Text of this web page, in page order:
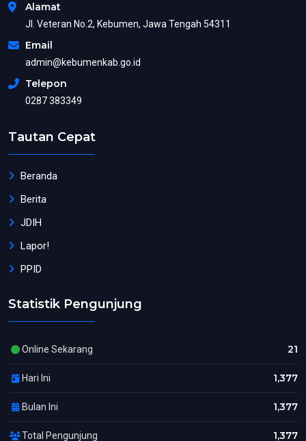
Alamat
Jl. Veteran No.2, Kebumen, Jawa Tengah 54311
Email
admin@kebumenkab.go.id
Telepon
0287 383349
Tautan Cepat
Beranda
Berita
JDIH
Lapor!
PPID
Statistik Pengunjung
Online Sekarang 21
Hari Ini 1,377
Bulan Ini 1,377
Total Pengunjung 1,377